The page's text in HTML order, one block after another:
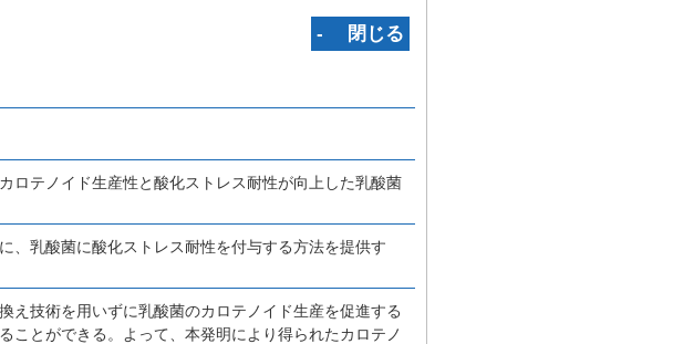
‐ 閉じる
ロテノイド生産性と酸化ストレス耐性が向上した乳酸菌
、乳酸菌に酸化ストレス耐性を付与する方法を提供す
え技術を用いずに乳酸菌のカロテノイド生産を促進する
ことができる。よって、本発明により得られたカロテノ